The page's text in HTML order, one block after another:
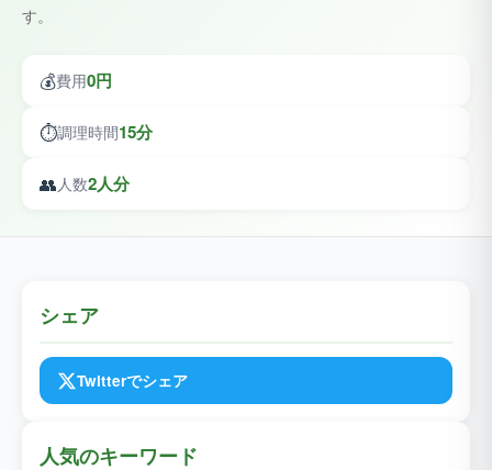
す。
💰費用0円
⏱️調理時間15分
👥人数2人分
シェア
Twitterでシェア
人気のキーワード